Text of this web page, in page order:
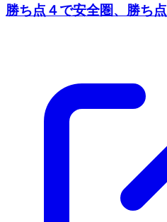
勝ち点４で安全圏、勝ち